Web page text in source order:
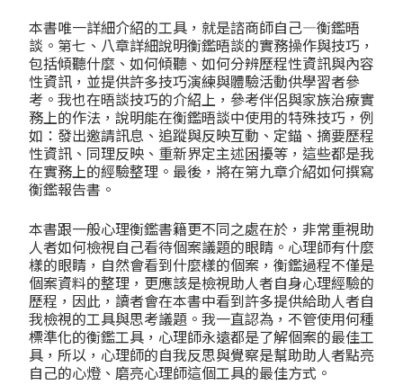
本書唯一詳細介紹的工具，就是諮商師自己—衡鑑晤
談。第七、八章詳細說明衡鑑晤談的實務操作與技巧，
包括傾聽什麼、如何傾聽、如何分辨歷程性資訊與內容
性資訊，並提供許多技巧演練與體驗活動供學習者參
考。我也在晤談技巧的介紹上，參考伴侶與家族治療實
務上的作法，說明能在衡鑑晤談中使用的特殊技巧，例
如：發出邀請訊息、追蹤與反映互動、定錨、摘要歷程
性資訊、同理反映、重新界定主述困擾等，這些都是我
在實務上的經驗整理。最後，將在第九章介紹如何撰寫
衡鑑報告書。
本書跟一般心理衡鑑書籍更不同之處在於，非常重視助
人者如何檢視自己看待個案議題的眼睛。心理師有什麼
樣的眼睛，自然會看到什麼樣的個案，衡鑑過程不僅是
個案資料的整理，更應該是檢視助人者自身心理經驗的
歷程，因此，讀者會在本書中看到許多提供給助人者自
我檢視的工具與思考議題。我一直認為，不管使用何種
標準化的衡鑑工具，心理師永遠都是了解個案的最佳工
具，所以，心理師的自我反思與覺察是幫助助人者點亮
自己的心燈、磨亮心理師這個工具的最佳方式。